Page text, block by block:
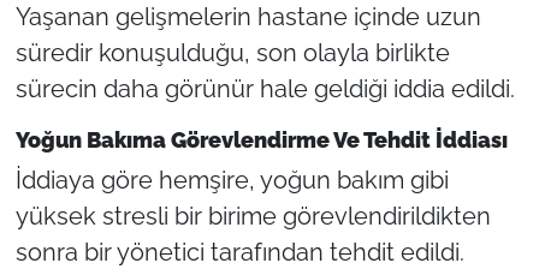
Yaşanan gelişmelerin hastane içinde uzun
süredir konuşulduğu, son olayla birlikte
sürecin daha görünür hale geldiği iddia edildi.
Yoğun Bakıma Görevlendirme Ve Tehdit İddiası
İddiaya göre hemşire, yoğun bakım gibi
yüksek stresli bir birime görevlendirildikten
sonra bir yönetici tarafından tehdit edildi.